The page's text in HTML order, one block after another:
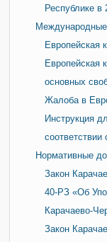
Республике в
Европейская
Европейская
основных
Жалоба в
Инструкция
соответствии
Нормативные
Закон
40-РЗ «Об
Карачаево-
Закон